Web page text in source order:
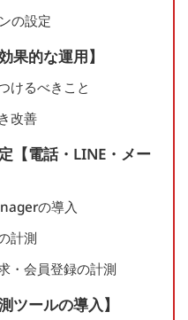
の設定
果的な運用】
けるべきこと
改善
【電話・LINE・メー
の導入
計測
・会員登録の計測
ツールの導入】